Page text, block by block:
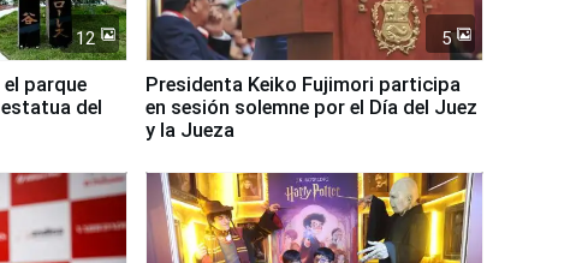
12
parque
del
5
Presidenta Keiko Fujimori participa
en sesión solemne por el Día del Juez
y la Jueza